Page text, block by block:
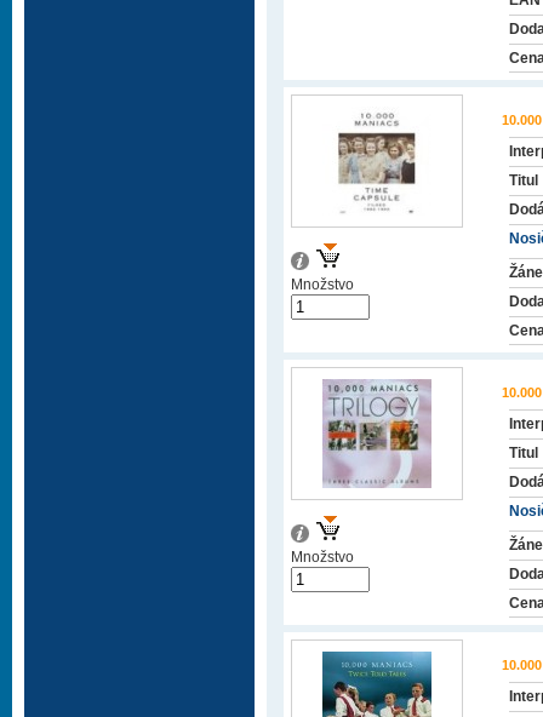
Titul
Množstvo
Titul
Množstvo